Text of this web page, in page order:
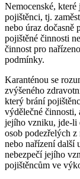
Nemocenské,
pojištěnci, tj.
nebo úraz dočasně
pojištěné činnosti
činnost pro
podmínky.
Karanténou se
zvýšeného
který brání
výdělečné činnosti,
jejího vzniku, jde-li
osob podezřelých
nebo nařízení další
nebezpečí jejího
pojištěncům ve